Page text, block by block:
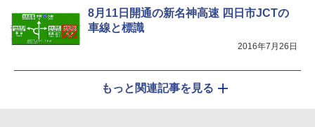
8月11日開通の新名神高速 四日市JCTの
車線と標識
2016年7月26日
もっと関連記事を見る